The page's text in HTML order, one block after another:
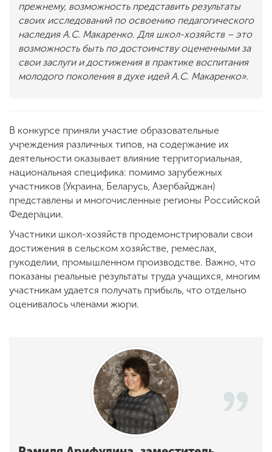
прежнему, возможность представить результаты
своих исследований по освоению педагогического
наследия А.С. Макаренко. Для школ-хозяйств – это
возможность быть по достоинству оцененными за
свои заслуги и достижения в практике воспитания
молодого поколения в духе идей А.С. Макаренко».
В конкурсе приняли участие образовательные
учреждения различных типов, на содержание их
деятельности оказывает влияние территориальная,
национальная специфика: помимо зарубежных
участников (Украина, Беларусь, Азербайджан)
представлены и многочисленные регионы Российской
Федерации.
Участники школ-хозяйств продемонстрировали свои
достижения в сельском хозяйстве, ремеслах,
рукоделии, промышленном производстве. Важно, что
показаны реальные результаты труда учащихся, многим
участникам удается получать прибыль, что отдельно
оценивалось членами жюри.